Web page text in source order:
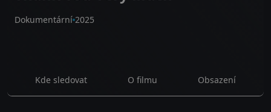
Dokumentární 2025
Kde sledovat O filmu Obsazení